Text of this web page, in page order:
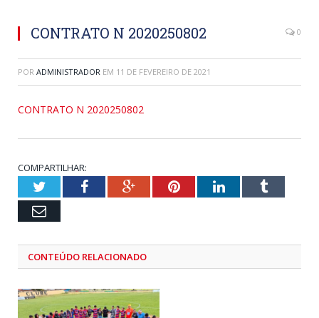
CONTRATO N 2020250802 0
POR ADMINISTRADOR EM 11 DE FEVEREIRO DE 2021
CONTRATO N 2020250802
COMPARTILHAR:
TwitterFacebookGoogle+PinterestLinkedInTumblr
Email
CONTEÚDO RELACIONADO